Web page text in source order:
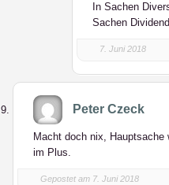
In Sachen
Sachen
7. Juni 2018
Peter Czeck
Macht doch nix,
im Plus.
Gepostet am 7. Juni 2018